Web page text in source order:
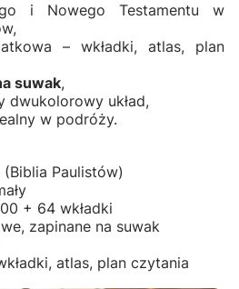
i Nowego Testamentu w
– wkładki, atlas, plan
suwak,
dwukolorowy układ,
w podróży.
Paulistów)
+ 64 wkładki
zapinane na suwak
atlas, plan czytania